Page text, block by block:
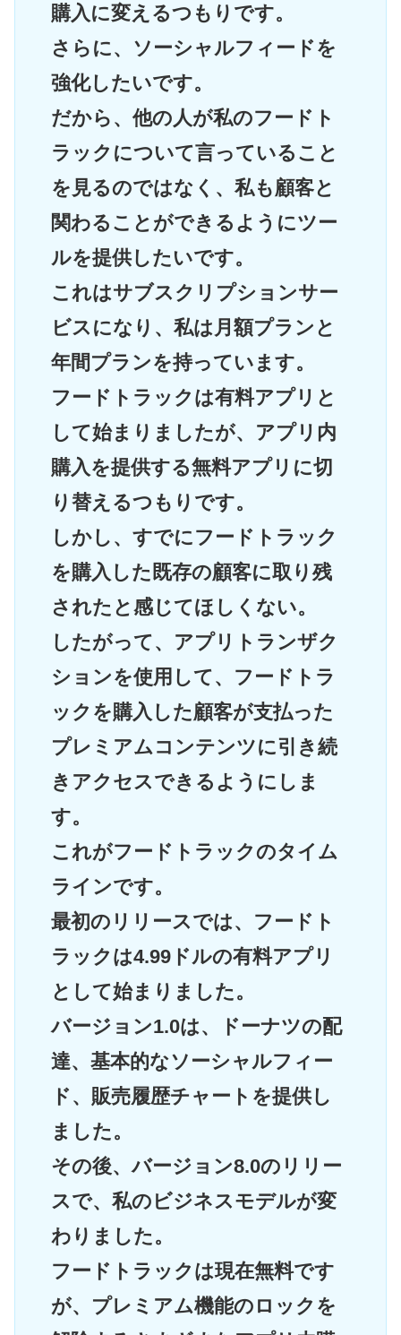
購入に変えるつもりです。
さらに、ソーシャルフィードを
強化したいです。
だから、他の人が私のフードト
ラックについて言っていること
を見るのではなく、私も顧客と
関わることができるようにツー
ルを提供したいです。
これはサブスクリプションサー
ビスになり、私は月額プランと
年間プランを持っています。
フードトラックは有料アプリと
して始まりましたが、アプリ内
購入を提供する無料アプリに切
り替えるつもりです。
しかし、すでにフードトラック
を購入した既存の顧客に取り残
されたと感じてほしくない。
したがって、アプリトランザク
ションを使用して、フードトラ
ックを購入した顧客が支払った
プレミアムコンテンツに引き続
きアクセスできるようにしま
す。
これがフードトラックのタイム
ラインです。
最初のリリースでは、フードト
ラックは4.99ドルの有料アプリ
として始まりました。
バージョン1.0は、ドーナツの配
達、基本的なソーシャルフィー
ド、販売履歴チャートを提供し
ました。
その後、バージョン8.0のリリー
スで、私のビジネスモデルが変
わりました。
フードトラックは現在無料です
が、プレミアム機能のロックを